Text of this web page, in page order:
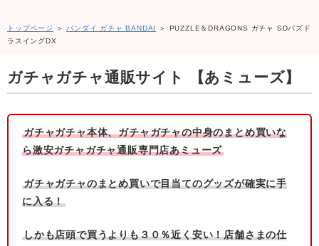
トップページ ＞ バンダイ ガチャ BANDAI
＞ PUZZLE＆DRAGONS ガチャ SDパズド
ラスイングDX
ガチャガチャ通販サイト 【あミューズ】
ガチャガチャ本体、ガチャガチャの中身のまとめ買いな
ら激安ガチャガチャ通販専門店あミューズ
ガチャガチャのまとめ買いで目当てのグッズが確実に手
に入る！
しかも店頭で買うよりも３０％近く安い！店舗さまの仕